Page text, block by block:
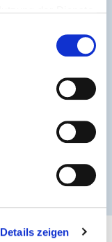
Details zeigen